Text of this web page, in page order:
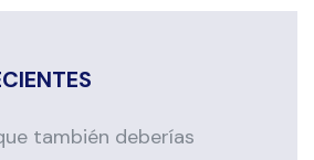
también deberías